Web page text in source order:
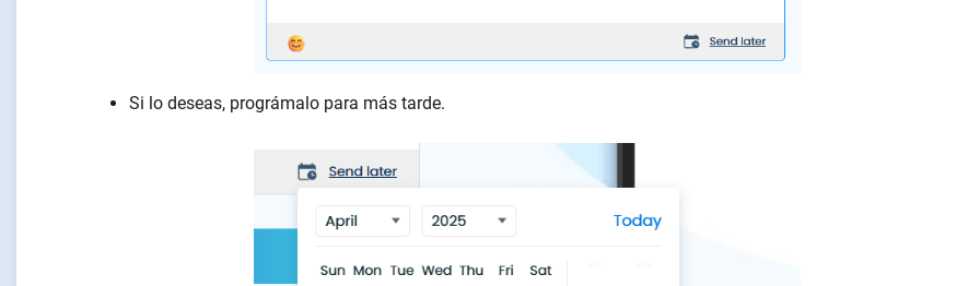
Si lo deseas, prográmalo para más tarde.